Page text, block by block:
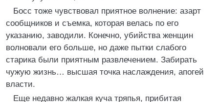
Босс тоже чувствовал приятное волнение: азарт
сообщников и съемка, которая велась по его
указанию, заводили. Конечно, убийства женщин
волновали его больше, но даже пытки слабого
старика были приятным развлечением. Забирать
чужую жизнь… высшая точка наслаждения, апогей
власти.
Еще недавно жалкая куча тряпья, прибитая